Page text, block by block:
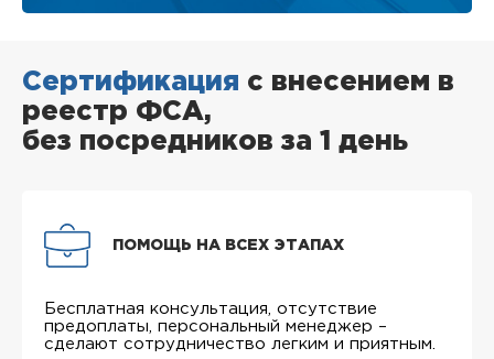
Сертификация с внесением в
реестр ФСА,
без посредников за 1 день
ПОМОЩЬ НА ВСЕХ ЭТАПАХ
Бесплатная консультация, отсутствие
предоплаты, персональный менеджер –
сделают сотрудничество легким и приятным.